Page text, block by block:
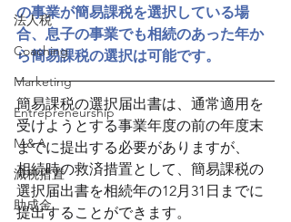
法人税
Coaching
Marketing
Entrepreneurship
M＆A
減税措置
助成金
の事業が簡易課税を選択している場
合、息子の事業でも相続のあった年か
ら簡易課税の選択は可能です。
簡易課税の選択届出書は、通常適用を
受けようとする事業年度の前の年度末
までに提出する必要がありますが、
相続時の救済措置として、簡易課税の
選択届出書を相続年の12月31日までに
提出することができます。